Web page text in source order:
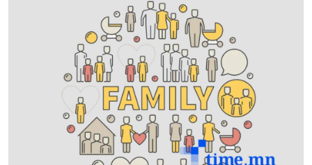
Энтертайнмент
Эрэн Сурвалжилга